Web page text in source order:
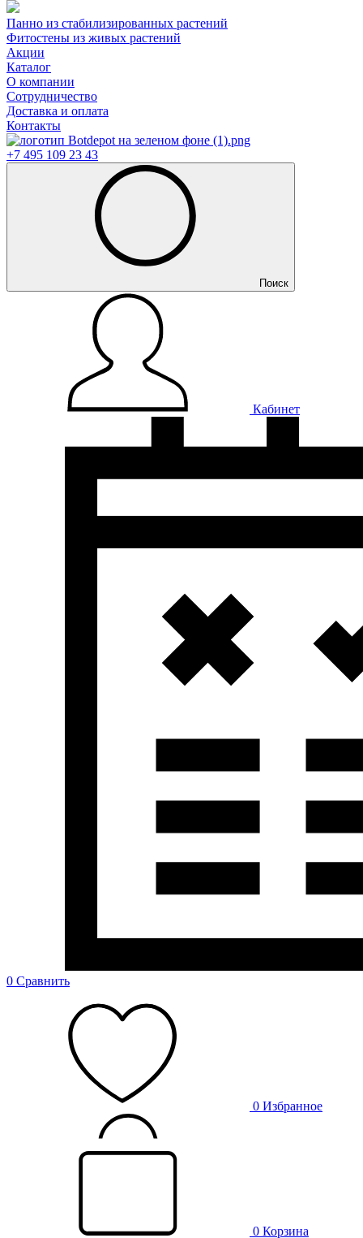
Панно из стабилизированных растений
Фитостены из живых растений
Акции
Каталог
О компании
Сотрудничество
Доставка и оплата
Контакты
+7 495 109 23 43
Поиск
Кабинет
0 Сравнить
0 Избранное
0 Корзина